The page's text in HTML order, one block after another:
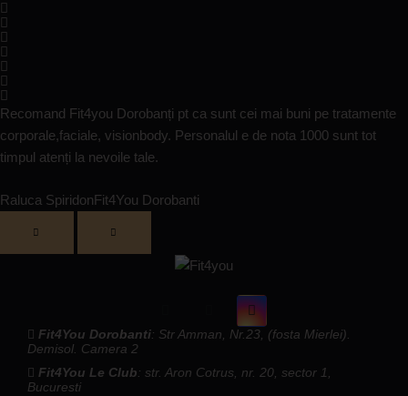
Recomand Fit4you Dorobanți pt ca sunt cei mai buni pe tratamente
corporale,faciale, visionbody. Personalul e de nota 1000 sunt tot
timpul atenți la nevoile tale.
Raluca SpiridonFit4You Dorobanti
Fit4You Dorobanti: Str Amman, Nr.23, (fosta Mierlei).
Demisol. Camera 2
Fit4You Le Club: str. Aron Cotrus, nr. 20, sector 1,
Bucuresti